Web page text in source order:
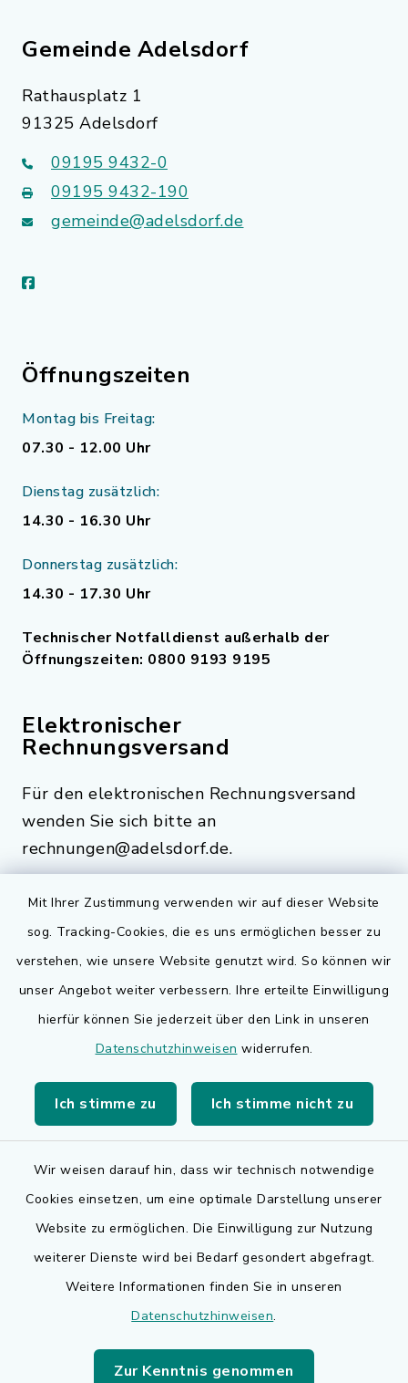
Mit Ihrer Zustimmung verwenden wir auf dieser Website
sog. Tracking-Cookies, die es uns ermöglichen besser zu
verstehen, wie unsere Website genutzt wird. So können wir
unser Angebot weiter verbessern. Ihre erteilte Einwilligung
hierfür können Sie jederzeit über den Link in unseren
Datenschutzhinweisen widerrufen.
Ich stimme zu Ich stimme nicht zu
Wir weisen darauf hin, dass wir technisch notwendige
Cookies einsetzen, um eine optimale Darstellung unserer
Website zu ermöglichen. Die Einwilligung zur Nutzung
weiterer Dienste wird bei Bedarf gesondert abgefragt.
Weitere Informationen finden Sie in unseren
Datenschutzhinweisen.
Zur Kenntnis genommen
Gemeinde Adelsdorf
Rathausplatz 1
91325 Adelsdorf
09195 9432-0
09195 9432-190
gemeinde@adelsdorf.de
facebook
Öffnungszeiten
Montag bis Freitag:
07.30 - 12.00 Uhr
Dienstag zusätzlich:
14.30 - 16.30 Uhr
Donnerstag zusätzlich:
14.30 - 17.30 Uhr
Technischer Notfalldienst außerhalb der
Öffnungszeiten: 0800 9193 9195
Elektronischer
Rechnungsversand
Für den elektronischen Rechnungsversand
wenden Sie sich bitte an
rechnungen@adelsdorf.de.
Quicklinks
Bauen in Adelsdorf
BayernPortal
Landkreis Erlangen-Höchstadt
Barrierefreiheit